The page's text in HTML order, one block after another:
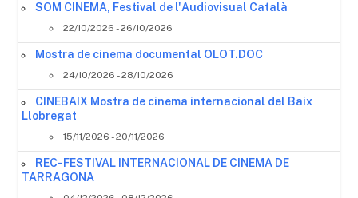
SOM CINEMA, Festival de l'Audiovisual Català
22/10/2026 - 26/10/2026
Mostra de cinema documental OLOT.DOC
24/10/2026 - 28/10/2026
CINEBAIX Mostra de cinema internacional del Baix
Llobregat
15/11/2026 - 20/11/2026
REC- FESTIVAL INTERNACIONAL DE CINEMA DE
TARRAGONA